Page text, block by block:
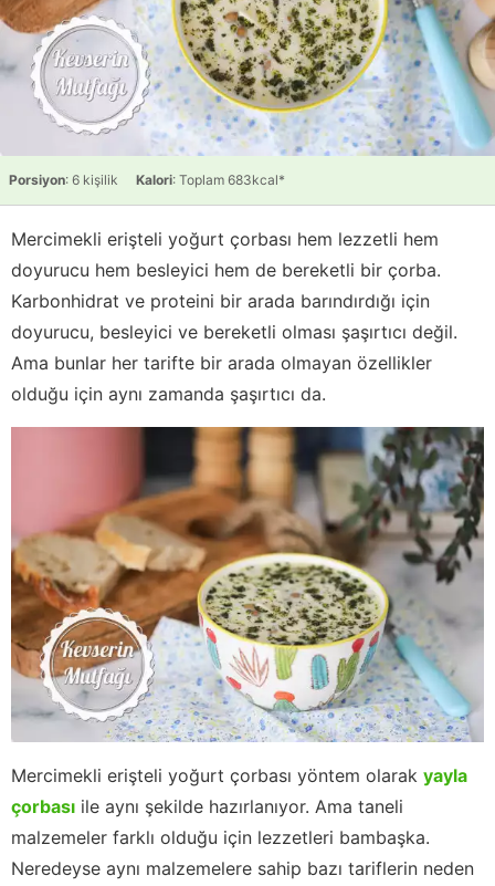
Porsiyon: 6 kişilik Kalori: Toplam 683kcal*
Mercimekli erişteli yoğurt çorbası hem lezzetli hem
doyurucu hem besleyici hem de bereketli bir çorba.
Karbonhidrat ve proteini bir arada barındırdığı için
doyurucu, besleyici ve bereketli olması şaşırtıcı değil.
Ama bunlar her tarifte bir arada olmayan özellikler
olduğu için aynı zamanda şaşırtıcı da.
Mercimekli erişteli yoğurt çorbası yöntem olarak yayla
çorbası ile aynı şekilde hazırlanıyor. Ama taneli
malzemeler farklı olduğu için lezzetleri bambaşka.
Neredeyse aynı malzemelere sahip bazı tariflerin neden